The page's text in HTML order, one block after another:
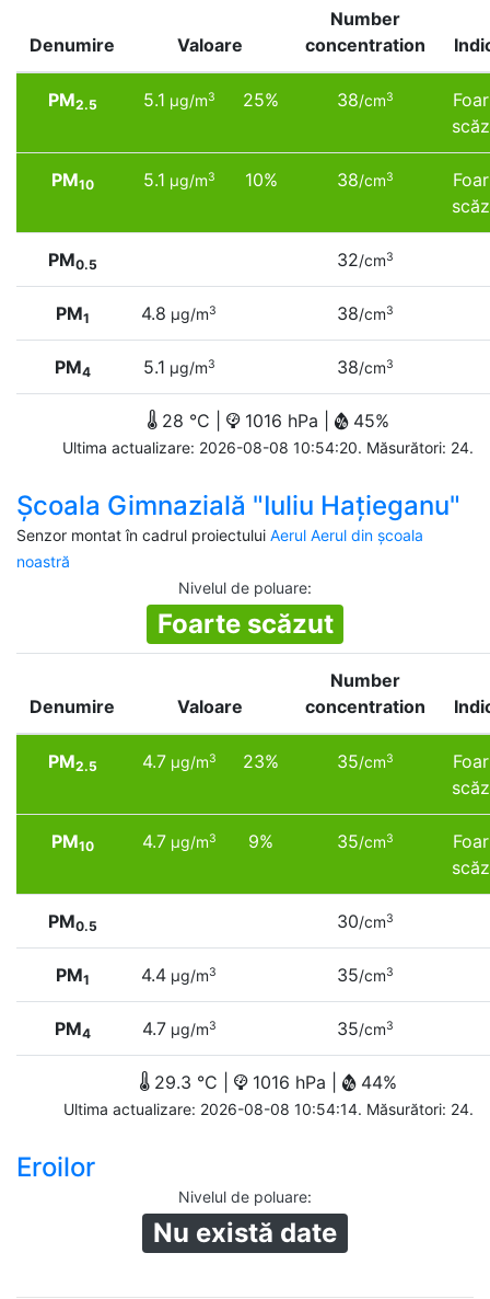
Denumire Valoare
Number
concentration
PM2.5 5.1 µg/m3 25% 38/cm3
PM10 5.1 µg/m3 10% 38/cm3
PM0.5 32/cm3
PM1 4.8 µg/m3 38/cm3
PM4 5.1 µg/m3 38/cm3
28 °C | 1016 hPa | 45%
Ultima actualizare: 2026-08-08 10:54:20. Măsurători: 24.
Şcoala Gimnazială "Iuliu Haţieganu"
Senzor montat în cadrul proiectului Aerul Aerul din școala
noastră
Nivelul de poluare:
Foarte scăzut
Denumire Valoare
Number
concentration
PM2.5 4.7µg/m3 23% 35/cm3
PM10 4.7µg/m3 9% 35/cm3
PM0.5 30/cm3
PM1 4.4 µg/m3 35/cm3
PM4 4.7µg/m3 35/cm3
29.3 °C | 1016 hPa | 44%
Ultima actualizare: 2026-08-08 10:54:14. Măsurători: 24.
Eroilor
Nivelul de poluare:
Nu există date